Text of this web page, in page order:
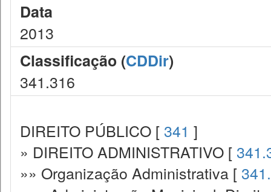
Data
2013
Classificação (CDDir)
341.316
DIREITO PÚBLICO [ 341 ]
» DIREITO ADMINISTRATIVO [
»» Organização Administrativa [